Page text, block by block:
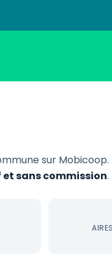
sur Mobicoop.
sans commission.